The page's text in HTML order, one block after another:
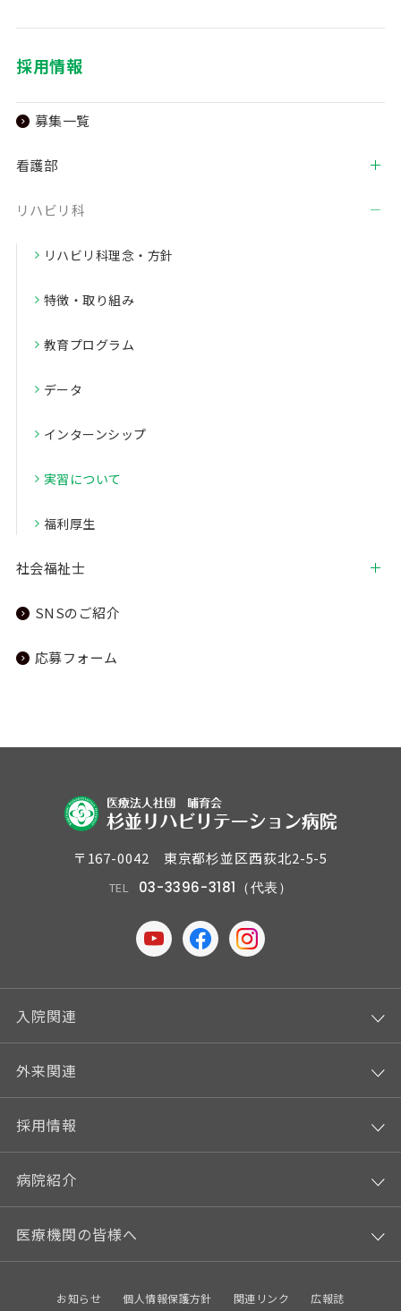
採用情報
募集一覧
看護部
リハビリ科
リハビリ科理念・方針
特徴・取り組み
教育プログラム
データ
インターンシップ
実習について
福利厚生
社会福祉士
SNSのご紹介
応募フォーム
〒167-0042 東京都杉並区西荻北2-5-5
TEL 03-3396-3181（代表）
入院関連
外来関連
採用情報
病院紹介
医療機関の皆様へ
お知らせ 個人情報保護方針 関連リンク 広報誌